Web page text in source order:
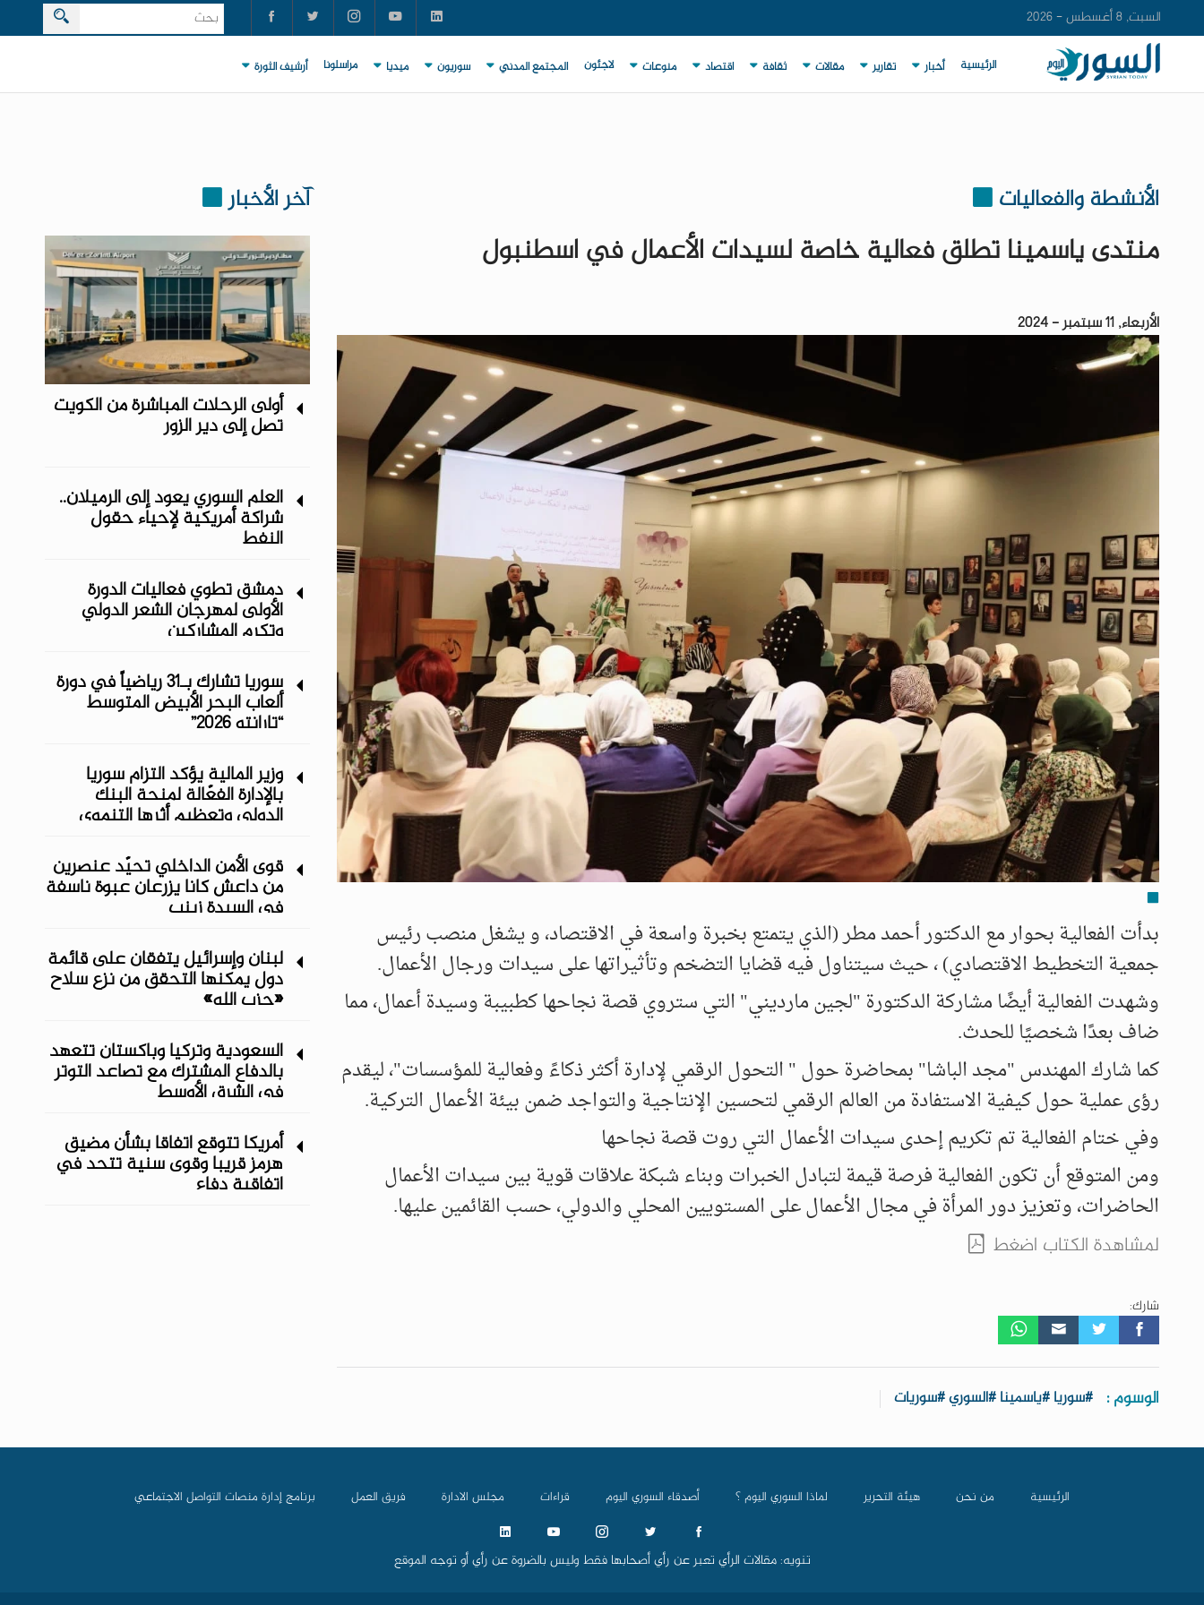
السبت, 8 أغسطس - 2026
الرئيسية أخبار تقارير مقالات ثقافة اقتصاد منوعات لاجئون المجتمع المدني سوريون ميديا مراسلونا أرشيف الثورة
الأنشطة والفعاليات
منتدى ياسمينا تطلق فعالية خاصة لسيدات الأعمال في اسطنبول
الأربعاء, 11 سبتمبر - 2024
بدأت الفعالية بحوار مع الدكتور أحمد مطر (الذي يتمتع بخبرة واسعة في الاقتصاد، و يشغل منصب رئيس
جمعية التخطيط الاقتصادي) ، حيث سيتناول فيه قضايا التضخم وتأثيراتها على سيدات ورجال الأعمال.
وشهدت الفعالية أيضًا مشاركة الدكتورة "لجين مارديني" التي ستروي قصة نجاحها كطبيبة وسيدة أعمال، مما
ضاف بعدًا شخصيًا للحدث.
كما شارك المهندس "مجد الباشا" بمحاضرة حول " التحول الرقمي لإدارة أكثر ذكاءً وفعالية للمؤسسات"، ليقدم
رؤى عملية حول كيفية الاستفادة من العالم الرقمي لتحسين الإنتاجية والتواجد ضمن بيئة الأعمال التركية.
وفي ختام الفعالية تم تكريم إحدى سيدات الأعمال التي روت قصة نجاحها
ومن المتوقع أن تكون الفعالية فرصة قيمة لتبادل الخبرات وبناء شبكة علاقات قوية بين سيدات الأعمال
الحاضرات، وتعزيز دور المرأة في مجال الأعمال على المستويين المحلي والدولي، حسب القائمين عليها.
لمشاهدة الكتاب اضغط
شارك:
الوسوم : #سوريا #ياسمينا #السوري #سوريات
آخر الأخبار
أولى الرحلات المباشرة من الكويت
تصل إلى دير الزور
العلم السوري يعود إلى الرميلان..
شراكة أمريكية لإحياء حقول
النفط
دمشق تطوي فعاليات الدورة
الأولى لمهرجان الشعر الدولي
وتكرم المشاركين
سوريا تشارك بـ31 رياضياً في دورة
ألعاب البحر الأبيض المتوسط
“تارانتو 2026”
وزير المالية يؤكد التزام سوريا
بالإدارة الفعّالة لمنحة البنك
الدولي وتعظيم أثرها التنموي
قوى الأمن الداخلي تحيّد عنصرين
من داعش كانا يزرعان عبوة ناسفة
في السيدة زينب
لبنان وإسرائيل يتفقان على قائمة
دول يمكنها التحقق من نزع سلاح
«حزب الله»
السعودية وتركيا وباكستان تتعهد
بالدفاع المشترك مع تصاعد التوتر
في الشرق الأوسط
أمريكا تتوقع اتفاقا بشأن مضيق
هرمز قريبا وقوى سنية تتحد في
اتفاقية دفاع
الرئيسية من نحن هيئة التحرير لماذا السوري اليوم ؟ أصدقاء السوري اليوم قراءات مجلس الادارة فريق العمل برنامج إدارة منصات التواصل الاجتماعي
تنويه: مقالات الرأي تعبر عن رأي أصحابها فقط وليس بالضروة عن رأي أو توجه الموقع